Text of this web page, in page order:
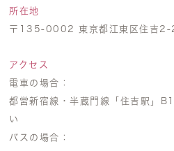
所在地
〒135-0002 東京都江東区住吉
アクセス
電車の場合：
都営新宿線・半蔵門線「住吉駅」
い
バスの場合：